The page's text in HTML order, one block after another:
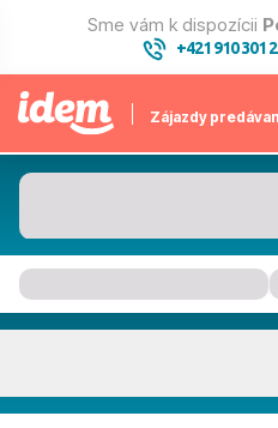
Sme vám k dispozícii
+421 910 301
Zájazdy